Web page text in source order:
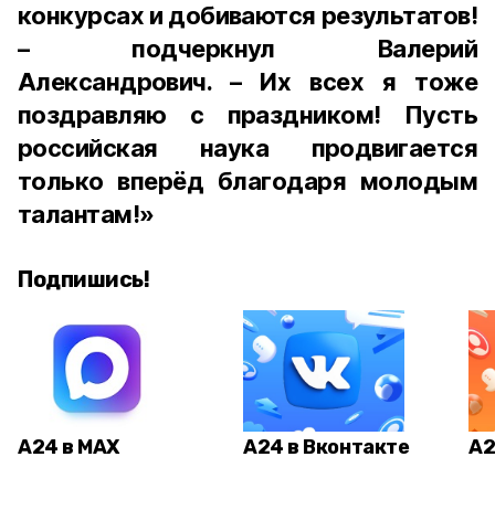
конкурсах и добиваются результатов!
– подчеркнул Валерий
Александрович. – Их всех я тоже
поздравляю с праздником! Пусть
российская наука продвигается
только вперёд благодаря молодым
талантам!»
Подпишись!
А24 в MAX А24 в Вконтакте